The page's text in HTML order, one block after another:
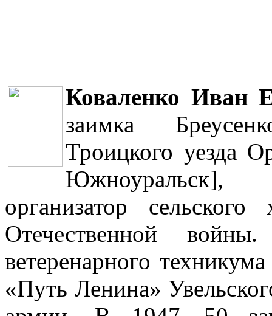
Коваленко Иван
заимка
Троицкого уезда
Южноуральск],
организатор
Отечественной
ветеренарного
«Путь Ленина»